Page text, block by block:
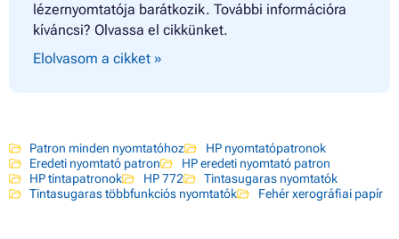
lézernyomtatója barátkozik. További információra
kíváncsi? Olvassa el cikkünket.
Elolvasom a cikket »
Patron minden nyomtatóhoz
HP nyomtatópatronok
Eredeti nyomtató patron
HP eredeti nyomtató patron
HP tintapatronok
HP 772
Tintasugaras nyomtatók
Tintasugaras többfunkciós nyomtatók
Fehér xerográfiai papír